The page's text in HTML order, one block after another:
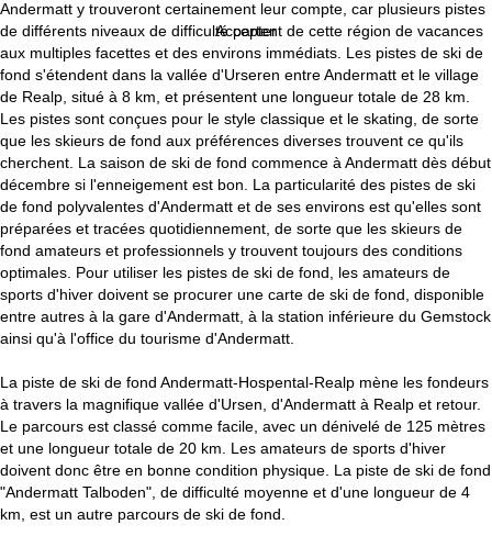
Accepter
e
a
c
u
e
i
l
Andermatt y trouveront certainement leur compte, car plusieurs pistes
de différents niveaux de difficulté partent de cette région de vacances
aux multiples facettes et des environs immédiats. Les pistes de ski de
fond s'étendent dans la vallée d'Urseren entre Andermatt et le village
de Realp, situé à 8 km, et présentent une longueur totale de 28 km.
Les pistes sont conçues pour le style classique et le skating, de sorte
que les skieurs de fond aux préférences diverses trouvent ce qu'ils
cherchent. La saison de ski de fond commence à Andermatt dès début
décembre si l'enneigement est bon. La particularité des pistes de ski
de fond polyvalentes d'Andermatt et de ses environs est qu'elles sont
préparées et tracées quotidiennement, de sorte que les skieurs de
fond amateurs et professionnels y trouvent toujours des conditions
optimales. Pour utiliser les pistes de ski de fond, les amateurs de
sports d'hiver doivent se procurer une carte de ski de fond, disponible
entre autres à la gare d'Andermatt, à la station inférieure du Gemstock
ainsi qu'à l'office du tourisme d'Andermatt.
La piste de ski de fond Andermatt-Hospental-Realp mène les fondeurs
à travers la magnifique vallée d'Ursen, d'Andermatt à Realp et retour.
Le parcours est classé comme facile, avec un dénivelé de 125 mètres
et une longueur totale de 20 km. Les amateurs de sports d'hiver
doivent donc être en bonne condition physique. La piste de ski de fond
"Andermatt Talboden", de difficulté moyenne et d'une longueur de 4
km, est un autre parcours de ski de fond.